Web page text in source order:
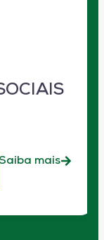
mais